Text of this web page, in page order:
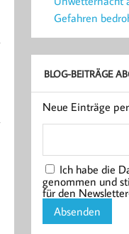
Gefahren
BLOG-BEITRÄGE
Neue Einträge
Ich habe die
genommen und
für den